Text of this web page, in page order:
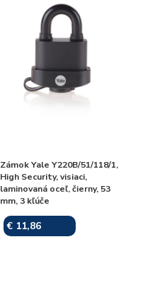
Zámok Yale Y220B/51/118/1,
High Security, visiaci,
laminovaná oceľ, čierny, 53
mm, 3 kľúče
€ 11,86